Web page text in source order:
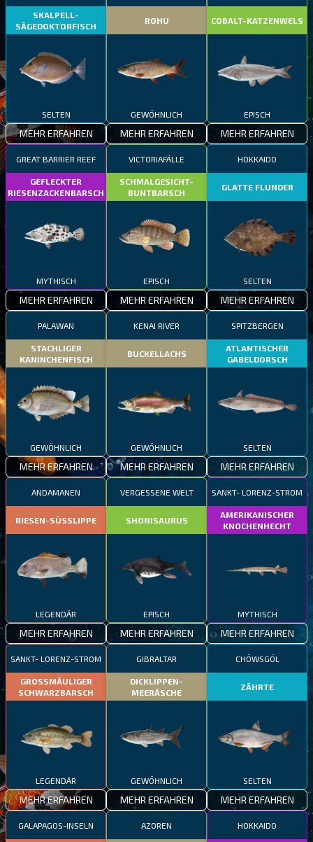
SKALPELL-
SÄGEDOKTORFISCH
SELTEN
MEHR ERFAHREN
ROHU
GEWÖHNLICH
MEHR ERFAHREN
COBALT-KATZENWELS
EPISCH
MEHR ERFAHREN
GREAT BARRIER REEF
GEFLECKTER
RIESENZACKENBARSCH
MYTHISCH
MEHR ERFAHREN
VICTORIAFÄLLE
SCHMALGESICHT-
BUNTBARSCH
EPISCH
MEHR ERFAHREN
HOKKAIDO
GLATTE FLUNDER
SELTEN
MEHR ERFAHREN
PALAWAN
STACHLIGER
KANINCHENFISCH
GEWÖHNLICH
MEHR ERFAHREN
KENAI RIVER
BUCKELLACHS
GEWÖHNLICH
MEHR ERFAHREN
SPITZBERGEN
ATLANTISCHER
GABELDORSCH
SELTEN
MEHR ERFAHREN
ANDAMANEN
RIESEN-SÜSSLIPPE
LEGENDÄR
MEHR ERFAHREN
VERGESSENE WELT
SHONISAURUS
EPISCH
MEHR ERFAHREN
SANKT- LORENZ-STROM
AMERIKANISCHER
KNOCHENHECHT
MYTHISCH
MEHR ERFAHREN
SANKT- LORENZ-STROM
GROSSMÄULIGER
SCHWARZBARSCH
LEGENDÄR
MEHR ERFAHREN
GIBRALTAR
DICKLIPPEN-
MEERÄSCHE
GEWÖHNLICH
MEHR ERFAHREN
CHÖWSGÖL
ZÄHRTE
SELTEN
MEHR ERFAHREN
GALAPAGOS-INSELN AZOREN HOKKAIDO